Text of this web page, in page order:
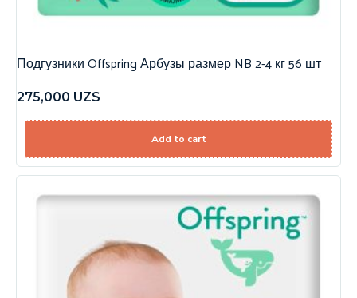
Подгузники Offspring Арбузы размер NB 2-4 кг 56 шт
275,000 UZS
Add to cart